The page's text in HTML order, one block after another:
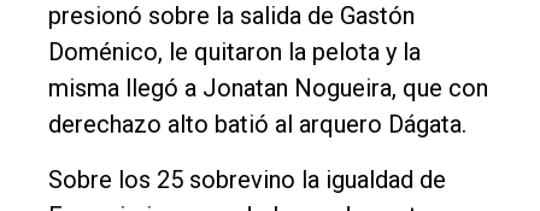
presionó sobre la salida de Gastón
Doménico, le quitaron la pelota y la
misma llegó a Jonatan Nogueira, que con
derechazo alto batió al arquero Dágata.
Sobre los 25 sobrevino la igualdad de